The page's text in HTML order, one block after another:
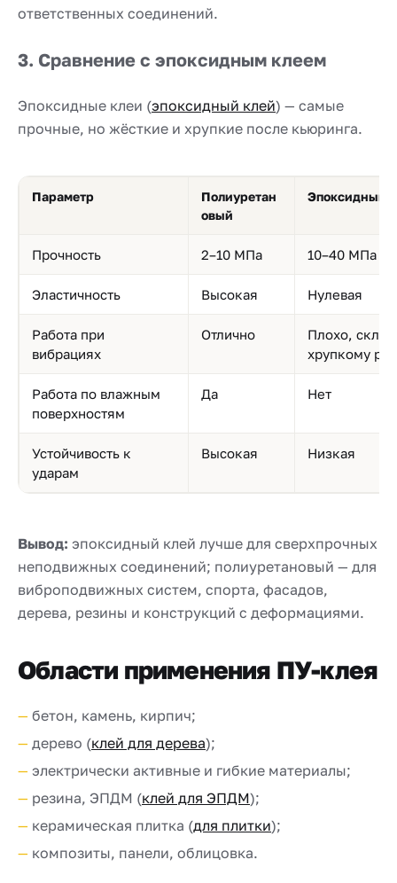
ответственных соединений.
3. Сравнение с эпоксидным клеем
Эпоксидные клеи (эпоксидный клей) — самые
прочные, но жёсткие и хрупкие после кьюринга.
Параметр
Полиуретан
овый
Эпоксидный
Прочность 2–10 МПа 10–40 МПа
Эластичность Высокая Нулевая
Работа при
вибрациях
Отлично
Плохо,
хрупкому
Работа по влажным
поверхностям
Да Нет
Устойчивость к
ударам
Высокая Низкая
Вывод: эпоксидный клей лучше для сверхпрочных
неподвижных соединений; полиуретановый — для
виброподвижных систем, спорта, фасадов,
дерева, резины и конструкций с деформациями.
Области применения ПУ-клея
бетон, камень, кирпич;
дерево (клей для дерева);
электрически активные и гибкие материалы;
резина, ЭПДМ (клей для ЭПДМ);
керамическая плитка (для плитки);
композиты, панели, облицовка.